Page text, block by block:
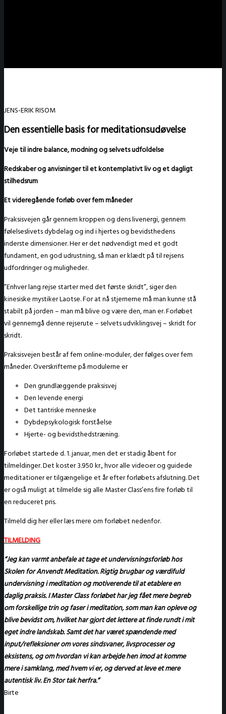
JENS-ERIK RISOM
Den essentielle basis for meditationsudøvelse
Veje til indre balance, modning og selvets udfoldelse
Redskaber og anvisninger til et kontemplativt liv og et dagligt
stilhedsrum
Et videregående forløb over fem måneder
Praksisvejen går gennem kroppen og dens livenergi, gennem
følelseslivets dybdelag og ind i hjertes og bevidsthedens
inderste dimensioner. Her er det nødvendigt med et godt
fundament, en god udrustning, så man er klædt på til rejsens
udfordringer og muligheder.
”Enhver lang rejse starter med det første skridt”, siger den
kinesiske mystiker Laotse. For at nå stjernerne må man kunne stå
stabilt på jorden – man må blive og være den, man er. Forløbet
vil gennemgå denne rejserute – selvets udviklingsvej – skridt for
skridt.
Praksisvejen består af fem online-moduler, der følges over fem
måneder. Overskrifterne på modulerne er
Den grundlæggende praksisvej
Den levende energi
Det tantriske menneske
Dybdepsykologisk forståelse
Hjerte- og bevidsthedstræning.
Forløbet startede d. 1. januar, men det er stadig åbent for
tilmeldinger. Det koster 3.950 kr., hvor alle videoer og guidede
meditationer er tilgængelige et år efter forløbets afslutning. Det
er også muligt at tilmelde sig alle Master Class’ens fire forløb til
en reduceret pris.
Tilmeld dig her eller læs mere om forløbet nedenfor.
TILMELDING
”Jeg kan varmt anbefale at tage et undervisningsforløb hos
Skolen for Anvendt Meditation. Rigtig brugbar og værdifuld
undervisning i meditation og motiverende til at etablere en
daglig praksis. I Master Class forløbet har jeg fået mere begreb
om forskellige trin og faser i meditation, som man kan opleve og
blive bevidst om, hvilket har gjort det lettere at finde rundt i mit
eget indre landskab. Samt det har været spændende med
input/refleksioner om vores sindsvaner, livsprocesser og
eksistens, og om hvordan vi kan arbejde hen imod at komme
mere i samklang, med hvem vi er, og derved at leve et mere
autentisk liv. En Stor tak herfra.”
Birte